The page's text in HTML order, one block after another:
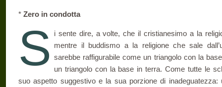
* Zero in condotta
S
i sente dire, a volte, che il cristianesimo a la
mentre il buddismo a la religione che sale
sarebbe raffigurabile come un triangolo con la
un trian­golo con la base in terra. Come tutte le
suo aspetto suggestivo e la sua porzione di inadeguatezza: